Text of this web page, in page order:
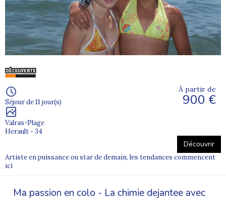
Séjour de 11 jour(s)
Valras-Plage
Herault - 34
À partir de
900 €
Découvrir
Artiste en puissance ou star de demain, les tendances commencent
ici
Ma passion en colo - La chimie dejantee avec